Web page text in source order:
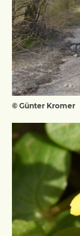
© Günter Kromer